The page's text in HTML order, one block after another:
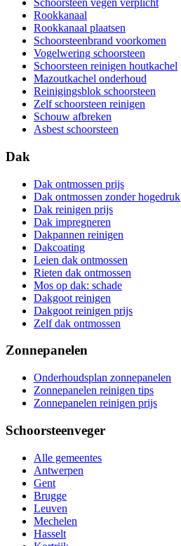
Schoorsteen vegen verplicht
Rookkanaal
Rookkanaal plaatsen
Schoorsteenbrand voorkomen
Vogelwering schoorsteen
Schoorsteen reinigen houtkachel
Mazoutkachel onderhoud
Reinigingsblok schoorsteen
Zelf schoorsteen reinigen
Schouw afbreken
Asbest schoorsteen
Dak
Dak ontmossen prijs
Dak ontmossen zonder hogedruk
Dak reinigen prijs
Dak impregneren
Dakpannen reinigen
Dakcoating
Leien dak ontmossen
Rieten dak ontmossen
Mos op dak: schade
Dakgoot reinigen
Dakgoot reinigen prijs
Zelf dak ontmossen
Zonnepanelen
Onderhoudsplan zonnepanelen
Zonnepanelen reinigen tips
Zonnepanelen reinigen prijs
Schoorsteenveger
Alle gemeentes
Antwerpen
Gent
Brugge
Leuven
Mechelen
Hasselt